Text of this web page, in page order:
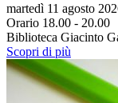
martedì 11 agosto
Orario 18.00 - 20.00
Biblioteca Giacinto
Scopri di più